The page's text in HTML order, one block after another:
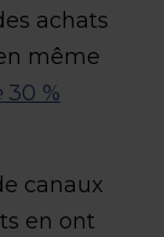
achats
même
30 %
canaux
en ont